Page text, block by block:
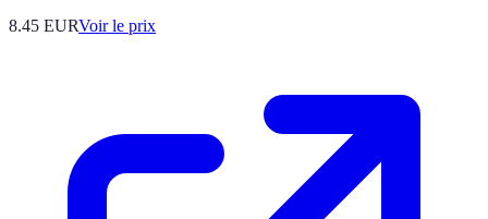
8.45 EURVoir le prix